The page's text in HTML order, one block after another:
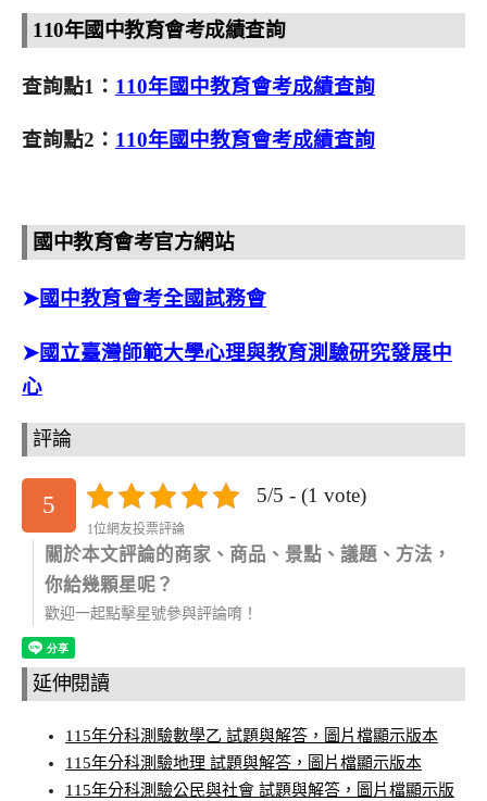
110年國中教育會考成績查詢
查詢點1： 110年國中教育會考成績查詢
查詢點2： 110年國中教育會考成績查詢
國中教育會考官方網站
➤國中教育會考全國試務會
➤國立臺灣師範大學心理與教育測驗研究發展中
心
評論
5 5/5 - (1 vote)
1位網友投票評論
關於本文評論的商家、商品、景點、議題、方法，
你給幾顆星呢？
歡迎一起點擊星號參與評論唷！
延伸閱讀
115年分科測驗數學乙 試題與解答，圖片檔顯示版本
115年分科測驗地理 試題與解答，圖片檔顯示版本
115年分科測驗公民與社會 試題與解答，圖片檔顯示版